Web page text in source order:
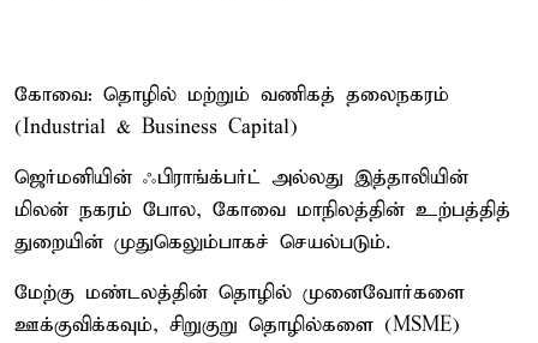
கோவை: தொழில் மற்றும் வணிகத் தலைநகரம்
(Industrial & Business Capital)
ஜெர்மனியின் ஃபிராங்க்பர்ட் அல்லது இத்தாலியின்
மிலன் நகரம் போல, கோவை மாநிலத்தின் உற்பத்தித்
துறையின் முதுகெலும்பாகச் செயல்படும்.
மேற்கு மண்டலத்தின் தொழில் முனைவோர்களை
ஊக்குவிக்கவும், சிறுகுறு தொழில்களை (MSME)